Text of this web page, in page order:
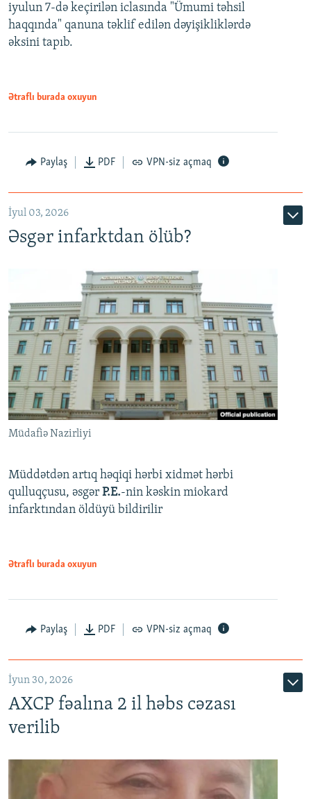
Auto 240p 360p 480p
720p 1080p
720p
iyulun 7-də keçirilən iclasında "Ümumi təhsil
haqqında" qanuna təklif edilən dəyişikliklərdə
əksini tapıb.
Ətraflı burada oxuyun
Paylaş PDF VPN-siz açmaq
İyul 03, 2026
Əsgər infarktdan ölüb?
Müdafiə Nazirliyi
Müddətdən artıq həqiqi hərbi xidmət hərbi
qulluqçusu, əsgər P.E.-nin kəskin miokard
infarktından öldüyü bildirilir
Ətraflı burada oxuyun
Paylaş PDF VPN-siz açmaq
İyun 30, 2026
AXCP fəalına 2 il həbs cəzası
verilib